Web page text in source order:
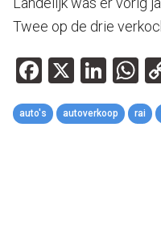
Twee op de drie
Facebook
X
auto's autoverkoop rai